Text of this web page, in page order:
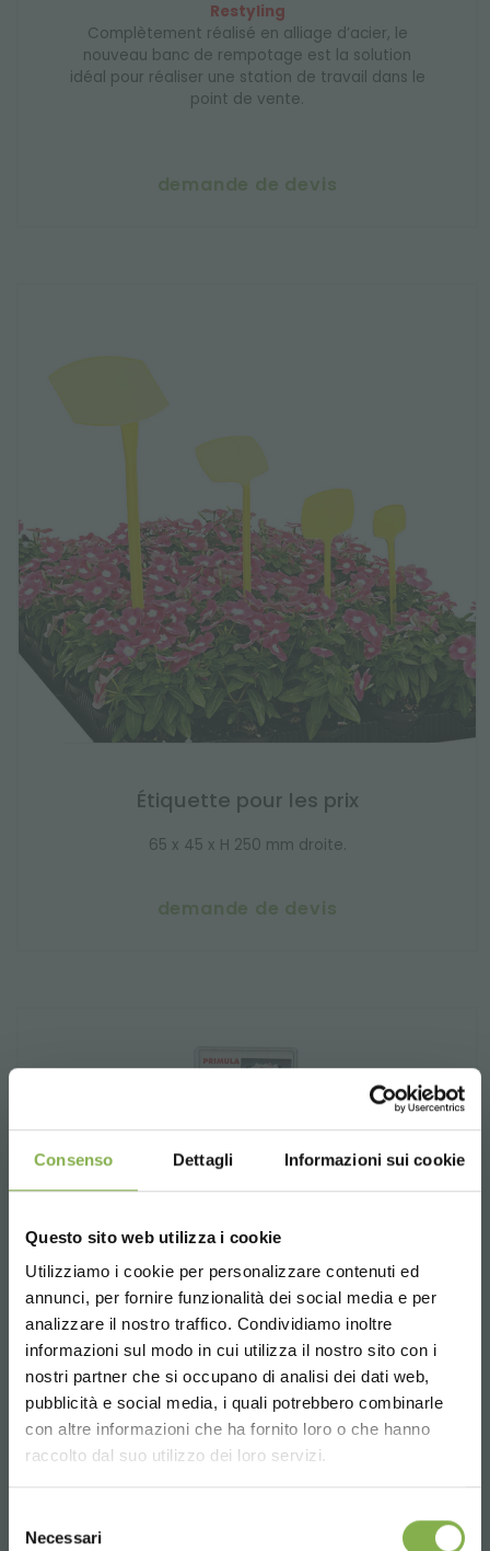
Consenso Dettagli Informazioni sui cookie
Questo sito web utilizza i cookie
Utilizziamo i cookie per personalizzare contenuti ed
annunci, per fornire funzionalità dei social media e per
analizzare il nostro traffico. Condividiamo inoltre
informazioni sul modo in cui utilizza il nostro sito con i
nostri partner che si occupano di analisi dei dati web,
pubblicità e social media, i quali potrebbero combinarle
con altre informazioni che ha fornito loro o che hanno
raccolto dal suo utilizzo dei loro servizi.
delNecessari
Restyling
Complètement réalisé en alliage d’acier, le
nouveau banc de rempotage est la solution
idéal pour réaliser une station de travail dans le
point de vente.
demande de devis
Étiquette pour les prix
65 x 45 x H 250 mm droite.
demande de devis
Choose the country you are in and your
language for a better browsing experience